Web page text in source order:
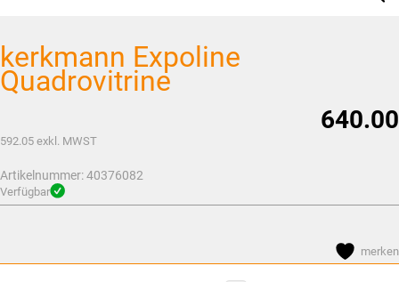
kerkmann Expoline
Quadrovitrine
640.00
592.05 exkl. MWST
Artikelnummer:40376082
Verfügbar
merken